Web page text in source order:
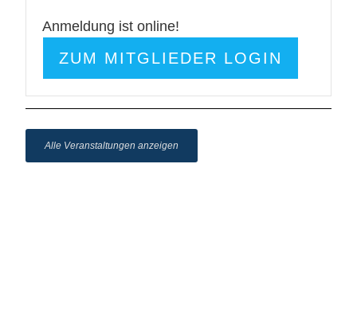
Anmeldung ist online!
ZUM MITGLIEDER LOGIN
Alle Veranstaltungen anzeigen